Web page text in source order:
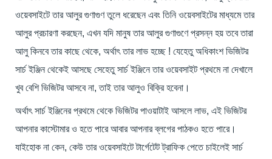
ওয়েবসাইটে তার আলুর গুণাগুণ তুলে ধরেছেন এবং তিনি ওয়েবসাইটের মাধ্যমে তার
আলুর প্রচারণা করছেন, এখন যদি মানুষ তার আলুর গুণাগুণে প্রসন্ন হয় তবে তারা
আলু কিনবে তার কাছে থেকে, অর্থাৎ তার লাভ হচ্ছে ! যেহেতু অধিকাংশ ভিজিটর
সার্চ ইঞ্জিন থেকেই আসছে সেহেতু সার্চ ইঞ্জিনে তার ওয়েবসাইট প্রথমে না দেখালে
খুব বেশি ভিজিটর আসবে না, তাই তার আলুও বিক্রি হবেনা।
অর্থাৎ সার্চ ইঞ্জিনের প্রথমে থেকে ভিজিটর পাওয়াটাই আসলে লাভ, এই ভিজিটর
আপনার কাস্টোমার ও হতে পারে আবার আপনার ব্লগের পাঠকও হতে পারে।
যাইহোক না কেন, কেউ তার ওয়েবসাইটে টার্গেটেট ট্রাফিক পেতে চাইলেই সার্চ